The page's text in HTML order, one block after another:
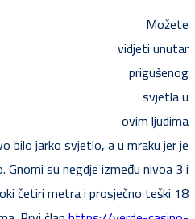
Možete
vidjeti unutar
prigušenog
svjetla u
ovim ljudima
bilo jarko svjetlo, a u mraku jer je
Gnomi su negdje između nivoa 3 i
četiri metra i prosječno teški 18